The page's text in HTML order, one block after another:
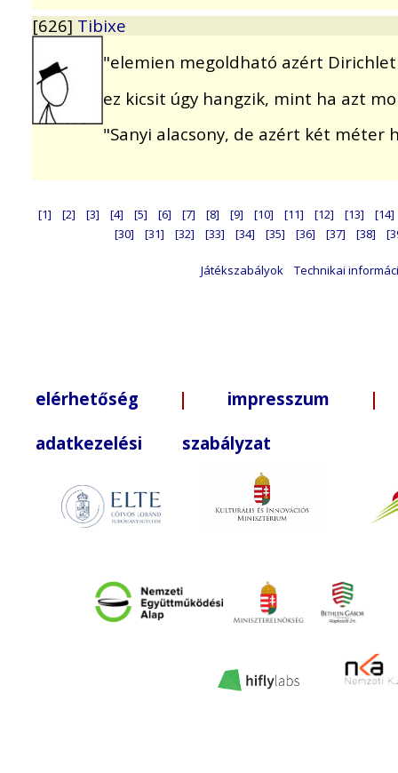
[626] Tibixe
"elemien megoldható azért
ez kicsit úgy hangzik, mint ha azt
"Sanyi alacsony, de azért két méter
[1] [2] [3] [4] [5] [6] [7] [8] [9] [10] [11] [12] [13]
[14]
[30]
[31] [32] [33] [34] [35] [36] [37] [38]
Játékszabályok Technikai
elérhetőség | impresszum |
adatkezelési szabályzat